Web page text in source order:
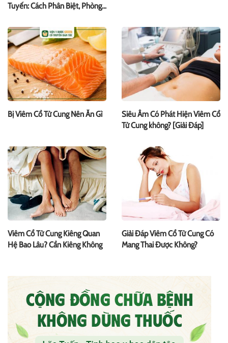
Tuyến: Cách Phân Biệt, Phòng
Bị Viêm Cổ Tử Cung Nên Ăn Gì
Siêu Âm Có Phát Hiện Viêm Cổ
Tử Cung không? [Giải Đáp]
Viêm Cổ Tử Cung Kiêng Quan
Hệ Bao Lâu? Cần Kiêng Không
Giải Đáp Viêm Cổ Tử Cung Có
Mang Thai Được Không?